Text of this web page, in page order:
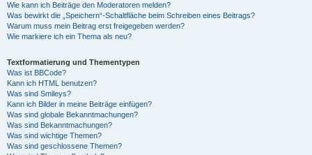
Wie kann ich Beiträge den Moderatoren melden?
Was bewirkt die „Speichern“-Schaltfläche beim Schreiben eines Beitrags?
Warum muss mein Beitrag erst freigegeben werden?
Wie markiere ich ein Thema als neu?
Textformatierung und Thementypen
Was ist BBCode?
Kann ich HTML benutzen?
Was sind Smileys?
Kann ich Bilder in meine Beiträge einfügen?
Was sind globale Bekanntmachungen?
Was sind Bekanntmachungen?
Was sind wichtige Themen?
Was sind geschlossene Themen?